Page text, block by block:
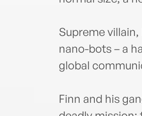
Supreme
nano-bots – a
global
Finn and his